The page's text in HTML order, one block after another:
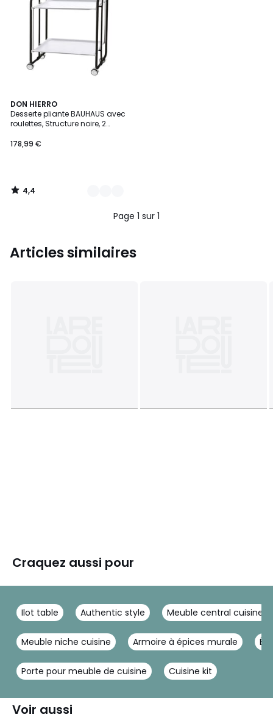
DON HIERRO
Desserte pliante BAUHAUS avec
roulettes, Structure noire, 2
178,99 €
4,4
/ 5
9
Couleurs
4,4
/
Page 1 sur 1
Articles similaires
Craquez aussi pour
Ilot table Authentic style Meuble central cuisine
Meuble niche cuisine Armoire à épices murale
Porte pour meuble de cuisine Cuisine kit
Voir aussi